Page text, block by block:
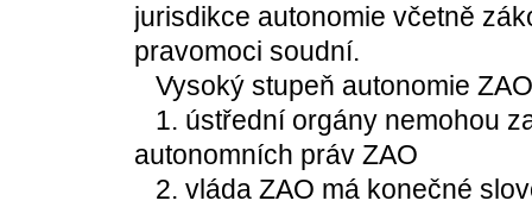
jurisdikce autonomie včetně
pravomoci soudní.
Vysoký stupeň autonomie
1. ústřední orgány nemohou
autonomních práv ZAO
2. vláda ZAO má konečné